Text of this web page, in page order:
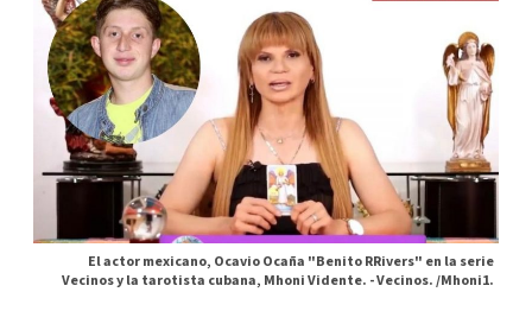
El actor mexicano, Ocavio Ocaña "Benito RRivers" en la serie
Vecinos y la tarotista cubana, Mhoni Vidente. -Vecinos. /Mhoni1.